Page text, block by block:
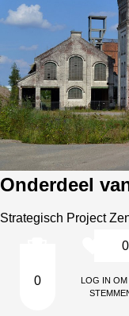
Onderdeel
Strategisch Project
0
0
Log in